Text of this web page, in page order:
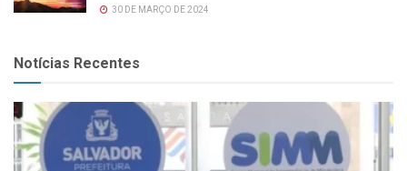
30 DE MARÇO DE 2024
Notícias Recentes